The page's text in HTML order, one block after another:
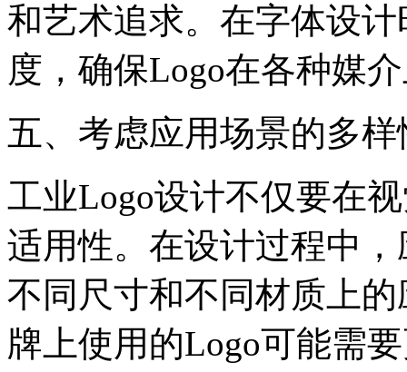
和艺术追求。在字体设
度，确保Logo在各种媒
五、考虑应用场景的多样
工业Logo设计不仅要在
适用性。在设计过程中
不同尺寸和不同材质上
牌上使用的Logo可能需